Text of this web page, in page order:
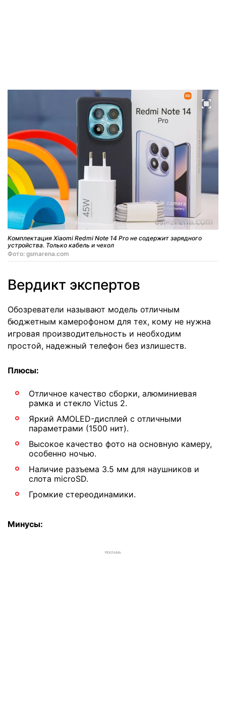
Комплектация Xiaomi Redmi Note 14 Pro не содержит зарядного
устройства. Только кабель и чехол
Фото: gsmarena.com
Вердикт экспертов
Обозреватели называют модель отличным
бюджетным камерофоном для тех, кому не нужна
игровая производительность и необходим
простой, надежный телефон без излишеств.
Плюсы:
Отличное качество сборки, алюминиевая
рамка и стекло Victus 2.
Яркий AMOLED-дисплей с отличными
параметрами (1500 нит).
Высокое качество фото на основную камеру,
особенно ночью.
Наличие разъема 3.5 мм для наушников и
слота microSD.
Громкие стереодинамики.
Минусы:
РЕКЛАМА